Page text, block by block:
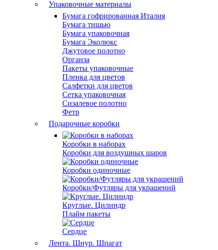
Упаковочные материалы
Бумага гофрированная Италия
Бумага тишью
Бумага упаковочная
Бумага Эколюкс
Джутовое полотно
Органза
Пакеты упаковочные
Пленка для цветов
Салфетки для цветов
Сетка упаковочная
Сизалевое полотно
Фетр
Подарочные коробки
Коробки в наборах
Коробки для воздушных шаров
Коробки одиночные
Коробки/Футляры для украшений
Круглые. Цилиндр
Плайм пакеты
Сердце
Лента. Шнур. Шпагат